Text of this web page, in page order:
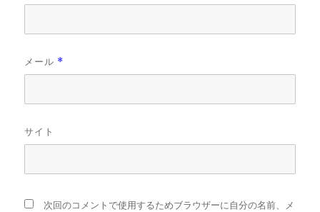
メール *
サイト
次回のコメントで使用するためブラウザーに自分の名前、メ